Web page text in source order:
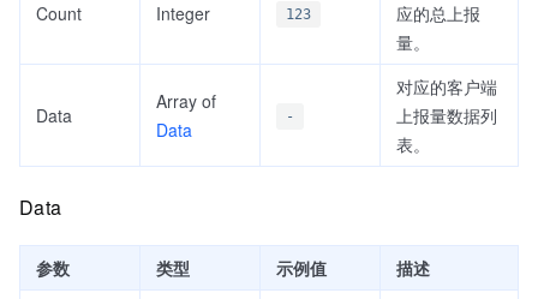
Count Integer 123
应的总上报
量。
Data
Array of
Data
-
对应的客户端
上报量数据列
表。
Data
参数 类型 示例值
描述